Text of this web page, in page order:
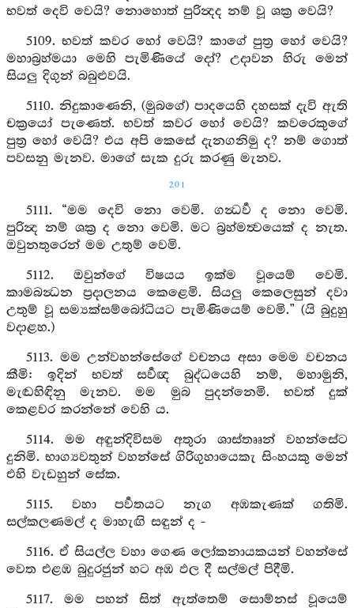
භවත් දෙවි වෙයි? නොහොත් පුරින්‍දද නම් වූ ශක්‍ර වෙයි?
5109. භවත් කවර හෝ වෙයි? කාගේ පුත්‍ර හෝ වෙයි?
මහාබ්‍රහ්මයා මෙහි පැමිණියේ දෝ? උදාවන හිරු මෙන්
සියලු දිගුන් බබුළුවයි.
5110. නිදුකාණෙනි, (මුබගේ) පාදයෙහි දහසක් දැවි ඇති
චක්‍රයෝ පැණෙත්. භවත් කවර හෝ වෙයි? කවරෙකුගේ
පුත්‍ර හෝ වෙයි? එය අපි කෙසේ දැනගනිමු ද? නම් ගොත්
පවසනු මැනව. මාගේ සැක දුරු කරණු මැනව.
201
5111. “මම දෙවි නො වෙමි. ගන්‍ධර්‍ව ද නො වෙමි.
පුරින්‍ද නම් ශක්‍ර ද නො වෙමි. මට බ්‍රහ්මත්‍වයෙක් ද නැත.
ඔවුනතුරෙන් මම උතුම් වෙමි.
5112. ඔවුන්ගේ විෂයය ඉක්ම වූයෙම් වෙමි.
කාමබන්‍ධන ප්‍රදාලනය කෙළෙමි. සියලු කෙලෙසුන් දවා
උතුම් වූ සම්‍යක්සම්බෝධියට පැමිණියෙම් වෙමි.” (යි බුදුහු
වදාළහ.)
5113. මම උන්වහන්සේගේ වචනය අසා මෙම වචනය
කීමි: ඉදින් භවත් සර්‍වඥ බුද්ධයෙහි නම්, මහාමුනි,
මැඬහිඳිනු මැනව. මම මුබ පුදන්නෙමි. භවත් දුක්
කෙළවර කරන්නේ වෙහි ය.
5114. මම අඳුන්දිවිසම අතුරා ශාස්තෲන් වහන්සේට
දුනිමි. භාග්‍යවතුන් වහන්සේ ගිරිගුහායෙකැ සිංහයකු මෙන්
එහි වැඩහුන් සේක.
5115. වහා පර්‍වතයට නැග අඹකැණක් ගතිමි.
සල්කලණමල් ද මාහැඟි සඳුන් ද -
5116. ඒ සියල්ල වහා ගෙණ ලෝකනායකයන් වහන්සේ
වෙත එළඹ බුදුරජුන් හට අඹ ඵල දී සල්මල් පිදීමි.
5117. මම පහන් සිත් ඇත්තෙම් සොම්නස් වූයෙම්